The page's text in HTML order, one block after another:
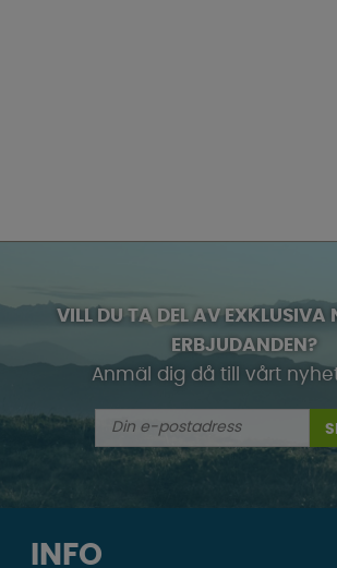
VILL DU TA DEL AV EXKLUSIVA
ERBJUDANDEN?
Anmäl dig då till vårt
INFO